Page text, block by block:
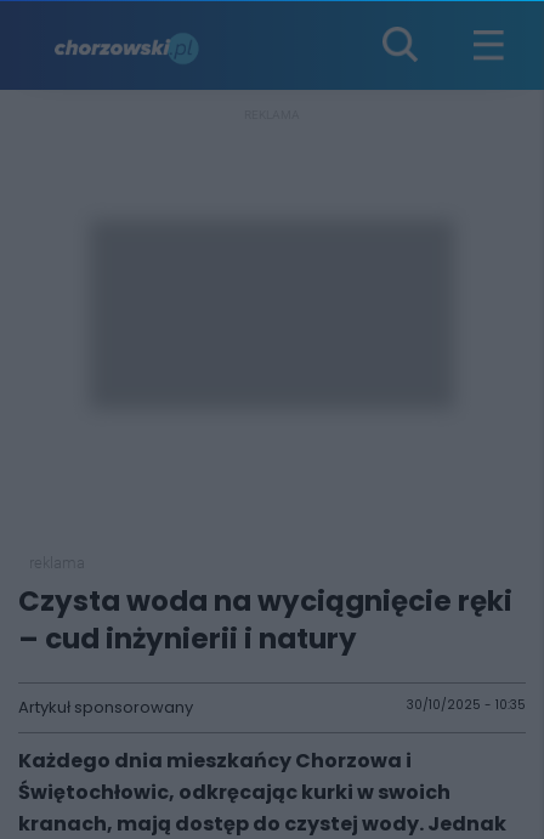
Czysta woda na wyciągnięcie ręki
– cud inżynierii i natury
Artykuł sponsorowany 30/10/2025 - 10:35
Każdego dnia mieszkańcy Chorzowa i
Świętochłowic, odkręcając kurki w swoich
kranach, mają dostęp do czystej wody. Jednak